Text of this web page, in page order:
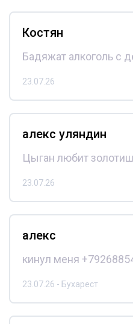
Костян
Бадяжат алкоголь с
23.07.26
алекс уляндин
Цыган любит
23.07.26
алекс
кинул меня
23.07.26 - Бухарест